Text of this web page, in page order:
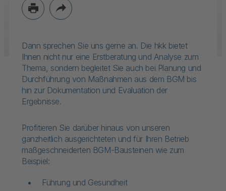
Dann sprechen Sie uns gerne an. Die hkk bietet
Ihnen nicht nur eine Erstberatung und Analyse zum
Thema, sondern begleitet Sie auch bei Planung und
Durchführung von Maßnahmen aus dem BGM bis
hin zur Dokumentation und Evaluation der
Ergebnisse.
Profitieren Sie darüber hinaus von unseren
ganzheitlich ausgerichteten und für Ihren Betrieb
maßgeschneiderten BGM-Bausteinen wie zum
Beispiel:
Führung und Gesundheit